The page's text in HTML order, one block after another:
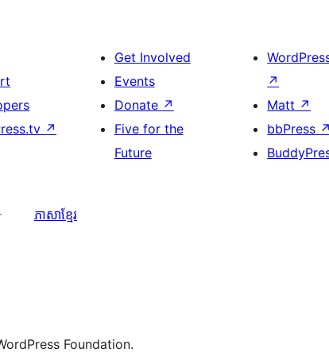
↗
Get Involved
Events
Donate ↗
Five for the
Future
↗
Matt ↗
bbPress ↗
ភាសា​ខ្មែរ
Foundation.